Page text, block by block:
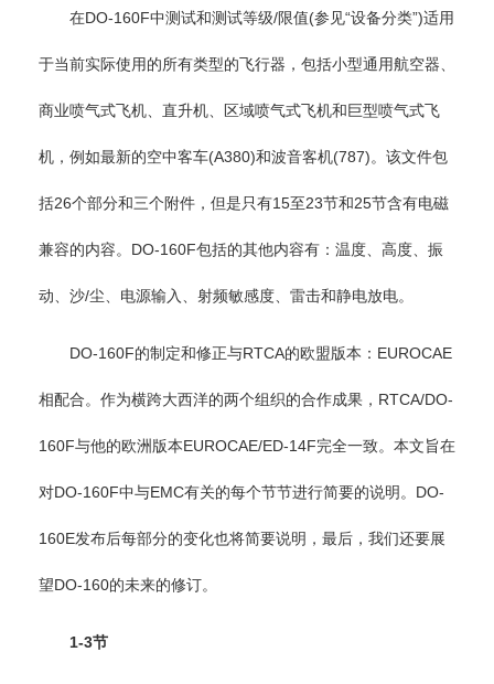
在DO-160F中测试和测试等级/限值(参见“设备分类”)适用
于当前实际使用的所有类型的飞行器，包括小型通用航空器、
商业喷气式飞机、直升机、区域喷气式飞机和巨型喷气式飞
机，例如最新的空中客车(A380)和波音客机(787)。该文件包
括26个部分和三个附件，但是只有15至23节和25节含有电磁
兼容的内容。DO-160F包括的其他内容有：温度、高度、振
动、沙/尘、电源输入、射频敏感度、雷击和静电放电。
DO-160F的制定和修正与RTCA的欧盟版本：EUROCAE
相配合。作为横跨大西洋的两个组织的合作成果，RTCA/DO-
160F与他的欧洲版本EUROCAE/ED-14F完全一致。本文旨在
对DO-160F中与EMC有关的每个节节进行简要的说明。DO-
160E发布后每部分的变化也将简要说明，最后，我们还要展
望DO-160的未来的修订。
1-3节